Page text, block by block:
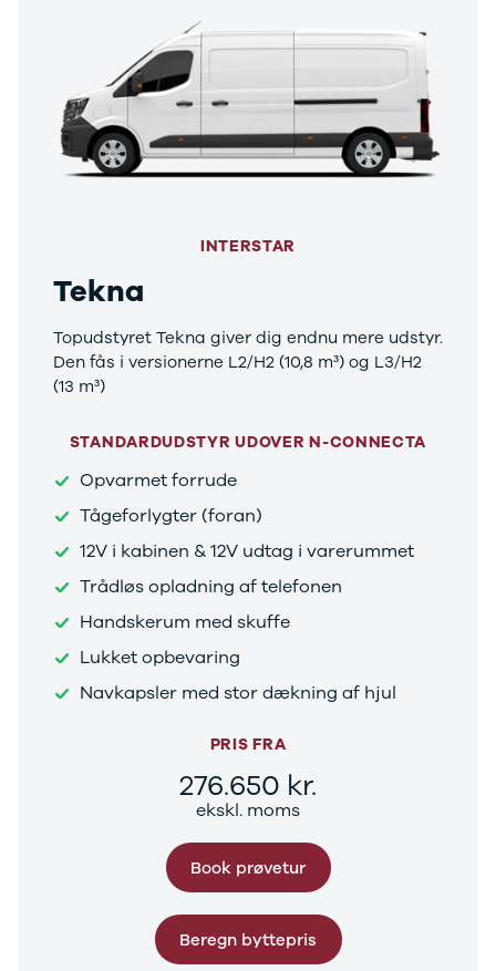
INTERSTAR
Tekna
Topudstyret Tekna giver dig endnu mere udstyr.
Den fås i versionerne L2/H2 (10,8 m³) og L3/H2
(13 m³)
STANDARDUDSTYR UDOVER N-CONNECTA
Opvarmet forrude
Tågeforlygter (foran)
12V i kabinen & 12V udtag i varerummet
Trådløs opladning af telefonen
Handskerum med skuffe
Lukket opbevaring
Navkapsler med stor dækning af hjul
PRIS FRA
276.650 kr.
ekskl. moms
Book prøvetur
Beregn byttepris